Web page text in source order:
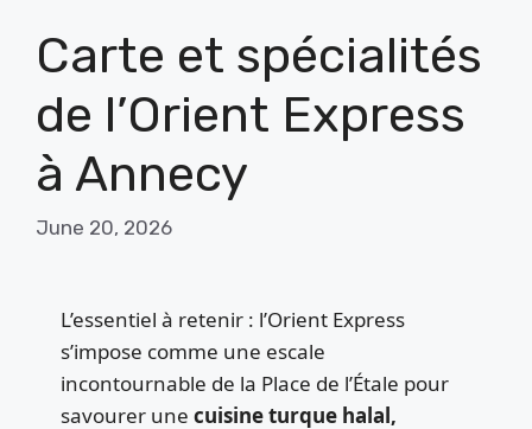
Carte et spécialités
de l’Orient Express
à Annecy
June 20, 2026
L’essentiel à retenir : l’Orient Express
s’impose comme une escale
incontournable de la Place de l’Étale pour
savourer unecuisine turque halal,